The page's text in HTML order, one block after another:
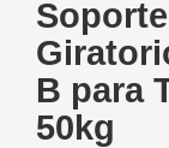
B para
50kg